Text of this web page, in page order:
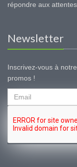
répondre aux
Newsletter
Inscrivez-vous à
promos !